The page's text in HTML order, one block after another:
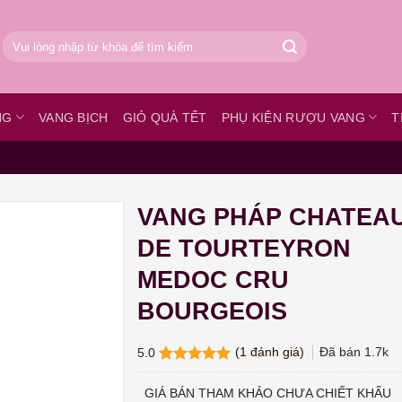
Tìm
kiếm:
VANG BỊCH GIỎ QUÀ TẾT PHỤ KIỆN RƯỢU VANG
VANG PHÁP
DE TOURTEYRON
MEDOC CRU
BOURGEOIS
5.0
dựa trên
(1 đánh giá) Đã bán 1.7k
GIÁ BÁN THAM KHẢO CHƯA CHIẾT KHẤU